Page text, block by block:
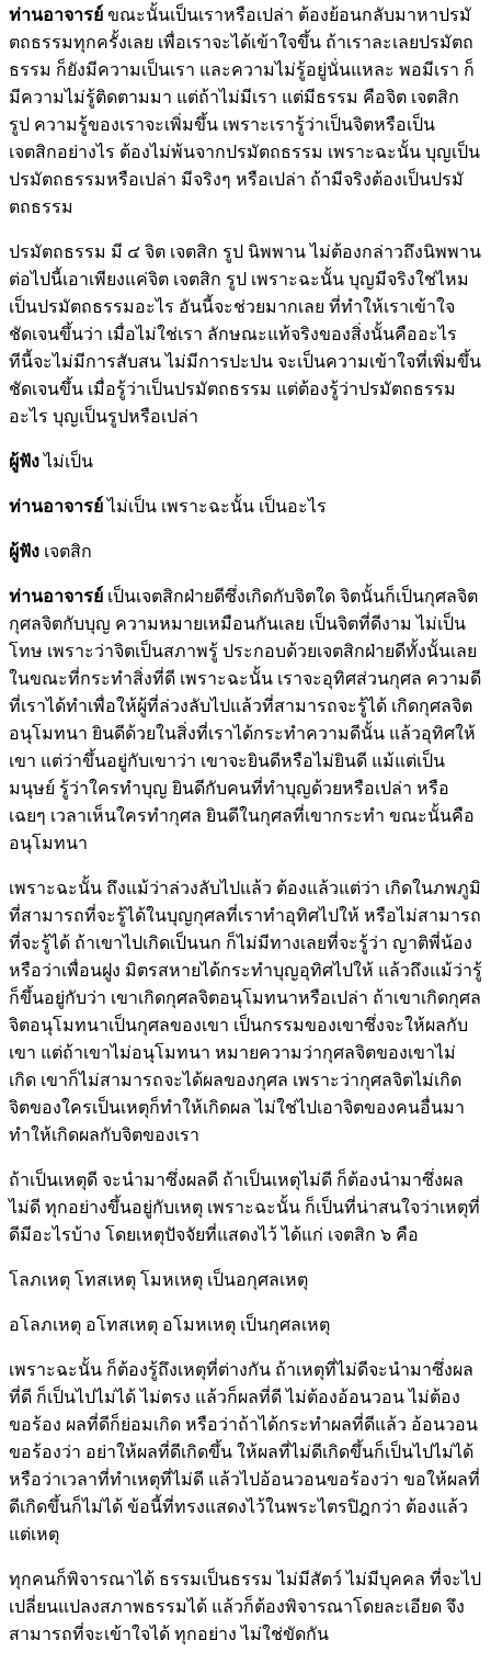
ท่านอาจารย์ ขณะนั้นเป็นเราหรือเปล่า ต้องย้อนกลับมาหาปรมั
ตถธรรมทุกครั้งเลย เพื่อเราจะได้เข้าใจขึ้น ถ้าเราละเลยปรมัตถ
ธรรม ก็ยังมีความเป็นเรา และความไม่รู้อยู่นั่นแหละ พอมีเรา ก็
มีความไม่รู้ติดตามมา แต่ถ้าไม่มีเรา แต่มีธรรม คือจิต เจตสิก
รูป ความรู้ของเราจะเพิ่มขึ้น เพราะเรารู้ว่าเป็นจิตหรือเป็น
เจตสิกอย่างไร ต้องไม่พ้นจากปรมัตถธรรม เพราะฉะนั้น บุญเป็น
ปรมัตถธรรมหรือเปล่า มีจริงๆ หรือเปล่า ถ้ามีจริงต้องเป็นปรมั
ตถธรรม
ปรมัตถธรรม มี ๔ จิต เจตสิก รูป นิพพาน ไม่ต้องกล่าวถึงนิพพาน
ต่อไปนี้เอาเพียงแค่จิต เจตสิก รูป เพราะฉะนั้น บุญมีจริงใช่ไหม
เป็นปรมัตถธรรมอะไร อันนี้จะช่วยมากเลย ที่ทำให้เราเข้าใจ
ชัดเจนขึ้นว่า เมื่อไม่ใช่เรา ลักษณะแท้จริงของสิ่งนั้นคืออะไร
ทีนี้จะไม่มีการสับสน ไม่มีการปะปน จะเป็นความเข้าใจที่เพิ่มขึ้น
ชัดเจนขึ้น เมื่อรู้ว่าเป็นปรมัตถธรรม แต่ต้องรู้ว่าปรมัตถธรรม
อะไร บุญเป็นรูปหรือเปล่า
ผู้ฟังไม่เป็น
ท่านอาจารย์ไม่เป็น เพราะฉะนั้น เป็นอะไร
ผู้ฟัง เจตสิก
ท่านอาจารย์ เป็นเจตสิกฝ่ายดีซึ่งเกิดกับจิตใด จิตนั้นก็เป็นกุศลจิต
กุศลจิตกับบุญ ความหมายเหมือนกันเลย เป็นจิตที่ดีงาม ไม่เป็น
โทษ เพราะว่าจิตเป็นสภาพรู้ ประกอบด้วยเจตสิกฝ่ายดีทั้งนั้นเลย
ในขณะที่กระทำสิ่งที่ดี เพราะฉะนั้น เราจะอุทิศส่วนกุศล ความดี
ที่เราได้ทำเพื่อให้ผู้ที่ล่วงลับไปแล้วที่สามารถจะรู้ได้ เกิดกุศลจิต
อนุโมทนา ยินดีด้วยในสิ่งที่เราได้กระทำความดีนั้น แล้วอุทิศให้
เขา แต่ว่าขึ้นอยู่กับเขาว่า เขาจะยินดีหรือไม่ยินดี แม้แต่เป็น
มนุษย์ รู้ว่าใครทำบุญ ยินดีกับคนที่ทำบุญด้วยหรือเปล่า หรือ
เฉยๆ เวลาเห็นใครทำกุศล ยินดีในกุศลที่เขากระทำ ขณะนั้นคือ
อนุโมทนา
เพราะฉะนั้น ถึงแม้ว่าล่วงลับไปแล้ว ต้องแล้วแต่ว่า เกิดในภพภูมิ
ที่สามารถที่จะรู้ได้ในบุญกุศลที่เราทำอุทิศไปให้ หรือไม่สามารถ
ที่จะรู้ได้ ถ้าเขาไปเกิดเป็นนก ก็ไม่มีทางเลยที่จะรู้ว่า ญาติพี่น้อง
หรือว่าเพื่อนฝูง มิตรสหายได้กระทำบุญอุทิศไปให้ แล้วถึงแม้ว่ารู้
ก็ขึ้นอยู่กับว่า เขาเกิดกุศลจิตอนุโมทนาหรือเปล่า ถ้าเขาเกิดกุศล
จิตอนุโมทนาเป็นกุศลของเขา เป็นกรรมของเขาซึ่งจะให้ผลกับ
เขา แต่ถ้าเขาไม่อนุโมทนา หมายความว่ากุศลจิตของเขาไม่
เกิด เขาก็ไม่สามารถจะได้ผลของกุศล เพราะว่ากุศลจิตไม่เกิด
จิตของใครเป็นเหตุก็ทำให้เกิดผล ไม่ใช่ไปเอาจิตของคนอื่นมา
ทำให้เกิดผลกับจิตของเรา
ถ้าเป็นเหตุดี จะนำมาซึ่งผลดี ถ้าเป็นเหตุไม่ดี ก็ต้องนำมาซึ่งผล
ไม่ดี ทุกอย่างขึ้นอยู่กับเหตุ เพราะฉะนั้น ก็เป็นที่น่าสนใจว่าเหตุที่
ดีมีอะไรบ้าง โดยเหตุปัจจัยที่แสดงไว้ ได้แก่ เจตสิก ๖ คือ
โลภเหตุ โทสเหตุ โมหเหตุ เป็นอกุศลเหตุ
อโลภเหตุ อโทสเหตุ อโมหเหตุ เป็นกุศลเหตุ
เพราะฉะนั้น ก็ต้องรู้ถึงเหตุที่ต่างกัน ถ้าเหตุที่ไม่ดีจะนำมาซึ่งผล
ที่ดี ก็เป็นไปไม่ได้ ไม่ตรง แล้วก็ผลที่ดี ไม่ต้องอ้อนวอน ไม่ต้อง
ขอร้อง ผลที่ดีก็ย่อมเกิด หรือว่าถ้าได้กระทำผลที่ดีแล้ว อ้อนวอน
ขอร้องว่า อย่าให้ผลที่ดีเกิดขึ้น ให้ผลที่ไม่ดีเกิดขึ้นก็เป็นไปไม่ได้
หรือว่าเวลาที่ทำเหตุที่ไม่ดี แล้วไปอ้อนวอนขอร้องว่า ขอให้ผลที่
ดีเกิดขึ้นก็ไม่ได้ ข้อนี้ที่ทรงแสดงไว้ในพระไตรปิฎกว่า ต้องแล้ว
แต่เหตุ
ทุกคนก็พิจารณาได้ ธรรมเป็นธรรม ไม่มีสัตว์ ไม่มีบุคคล ที่จะไป
เปลี่ยนแปลงสภาพธรรมได้ แล้วก็ต้องพิจารณาโดยละเอียด จึง
สามารถที่จะเข้าใจได้ ทุกอย่าง ไม่ใช่ขัดกัน